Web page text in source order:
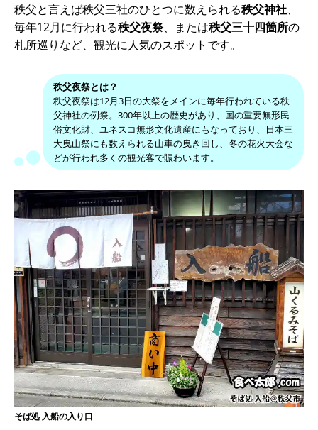
秩父と言えば秩父三社のひとつに数えられる秩父神社、
毎年12月に行われる秩父夜祭、または秩父三十四箇所の
札所巡りなど、観光に人気のスポットです。
秩父夜祭とは？
秩父夜祭は12月3日の大祭をメインに毎年行われている秩
父神社の例祭。300年以上の歴史があり、国の重要無形民
俗文化財、ユネスコ無形文化遺産にもなっており、日本三
大曳山祭にも数えられる山車の曳き回し、冬の花火大会な
どが行われ多くの観光客で賑わいます。
そば処 入船の入り口